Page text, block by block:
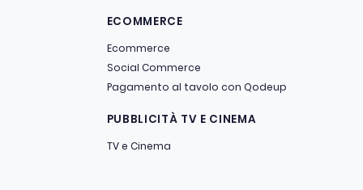
ECOMMERCE
Ecommerce
Social Commerce
Pagamento al tavolo con Qodeup
PUBBLICITÀ TV E CINEMA
TV e Cinema